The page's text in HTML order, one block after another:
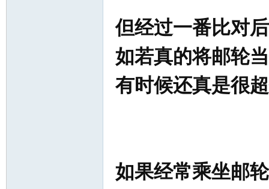
但经过一番比对
如若真的将邮轮
有时候还真是很
如果经常乘坐邮轮